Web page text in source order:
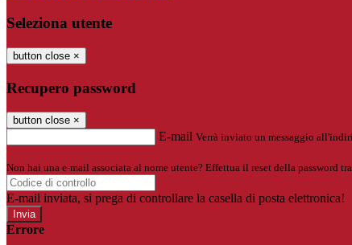
Seleziona utente
button close ×
Recupero password
button close ×
E-mail Verrà inviato un messaggio
Non hai una e-mail associata al nome utente? Effettua il reset della password
E-mail inviata, si prega di controllare la casella di posta elettronica!
Errore